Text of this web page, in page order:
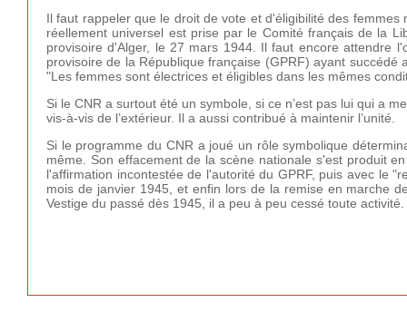
Il faut rappeler que le droit de vote et d'éligibilité des
réellement universel est prise par le Comité français de la
provisoire d'Alger, le 27 mars 1944. Il faut encore attendre
provisoire de la République française (GPRF) ayant
"Les femmes sont électrices et éligibles dans les mêmes
Si le CNR a surtout été un symbole, si ce n’est pas lui qui a
vis-à-vis de l’extérieur. Il a aussi contribué à maintenir l’unité.
Si le programme du CNR a joué un rôle symbolique
même. Son effacement de la scène nationale s'est produit
l'affirmation incontestée de l'autorité du GPRF, puis avec le
mois de janvier 1945, et enfin lors de la remise en marche
Vestige du passé dès 1945, il a peu à peu cessé toute activité.